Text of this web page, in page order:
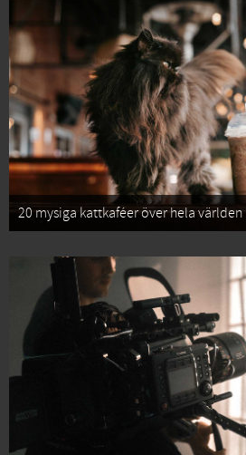
20 mysiga kattkaféer över hela världen